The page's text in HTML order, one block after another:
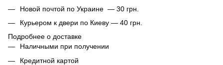
Новой почтой по Украине — 30 грн.
Курьером к двери по Киеву — 40 грн.
Подробнее о доставке
Наличными при получении
Кредитной картой